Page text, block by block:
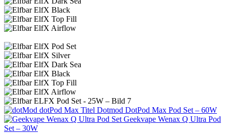
Dotmod DotPod Max Pod Set – 60W
Geekvape Wenax Q Ultra Pod
Set – 30W